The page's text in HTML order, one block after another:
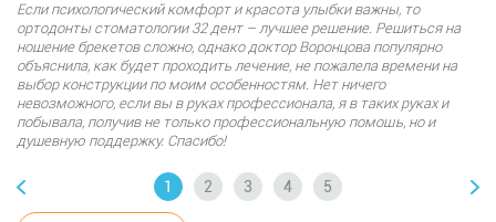
Если психологический комфорт и красота улыбки важны, то
ортодонты стоматологии 32 дент – лучшее решение. Решиться на
ношение брекетов сложно, однако доктор Воронцова популярно
объяснила, как будет проходить лечение, не пожалела времени на
выбор конструкции по моим особенностям. Нет ничего
невозможного, если вы в руках профессионала, я в таких руках и
побывала, получив не только профессиональную помощь, но и
душевную поддержку. Спасибо!